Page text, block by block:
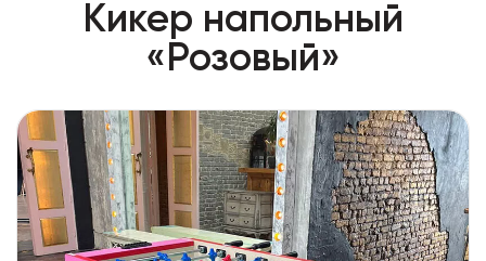
Кикер напольный
«Розовый»